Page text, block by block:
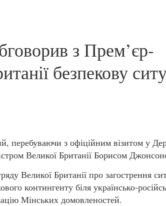
з Прем’єр-
безпекову
перебуваючи з офіційним візитом у
Великої Британії Борисом
Великої Британії про загострення
контингенту біля українсько-
Мінських домовленостей.